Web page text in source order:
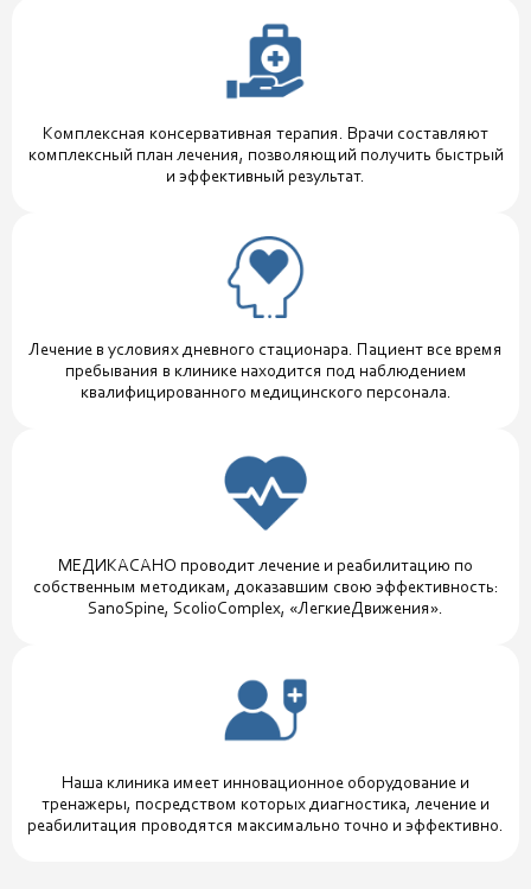
Комплексная консервативная терапия. Врачи составляют
комплексный план лечения, позволяющий получить быстрый
и эффективный результат.
Лечение в условиях дневного стационара. Пациент все время
пребывания в клинике находится под наблюдением
квалифицированного медицинского персонала.
МЕДИКАСАНО проводит лечение и реабилитацию по
собственным методикам, доказавшим свою эффективность:
SanoSpine, ScolioComplex, «ЛегкиеДвижения».
Наша клиника имеет инновационное оборудование и
тренажеры, посредством которых диагностика, лечение и
реабилитация проводятся максимально точно и эффективно.